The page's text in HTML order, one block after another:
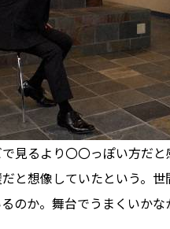
見るより〇〇っぽい方だ
と想像していたという。
のか。舞台でうまくいか